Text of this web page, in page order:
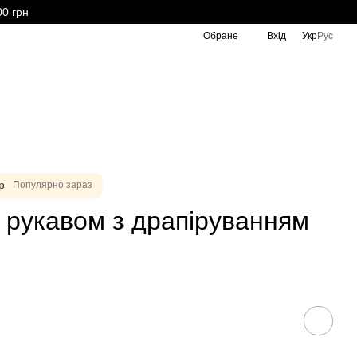
грн
Обране Вхід УкрРус
Популярно зараз
з драпіруванням